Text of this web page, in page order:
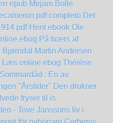
epub Mirjam Bolle
pdf completo Det
pdf Hent ebook Ole
ebog På tværs af
Martin Andersen
Læs online ebog Thérèse
Sommardåd : En av
"Årstider" Den drukner
fryser til is
- Tove Janssons liv i